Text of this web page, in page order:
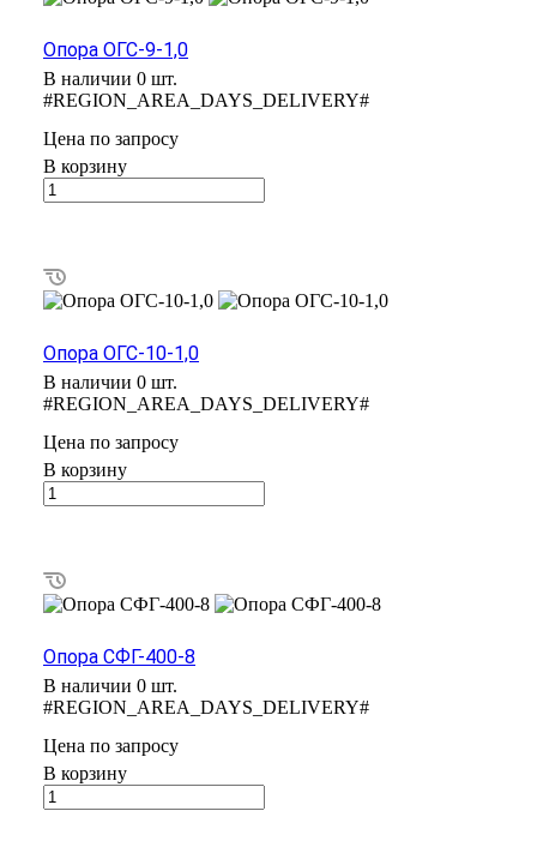
Опора ОГС-9-1,0
В наличии 0 шт.
#REGION_AREA_DAYS_DELIVERY#
Цена по запросу
В корзину
Опора ОГС-10-1,0
В наличии 0 шт.
#REGION_AREA_DAYS_DELIVERY#
Цена по запросу
В корзину
Опора СФГ-400-8
В наличии 0 шт.
#REGION_AREA_DAYS_DELIVERY#
Цена по запросу
В корзину